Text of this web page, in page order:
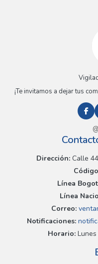
¡Te invitamos a dejar tus
Dirección:Calle 44
Línea
Línea
Correo:
Notificaciones:
Horario:Lunes